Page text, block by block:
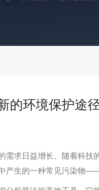
的环境保护途
求日益增长。随着科技
产生的一种常见污染物